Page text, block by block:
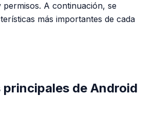
A continuación, se
más importantes de cada
principales de Android